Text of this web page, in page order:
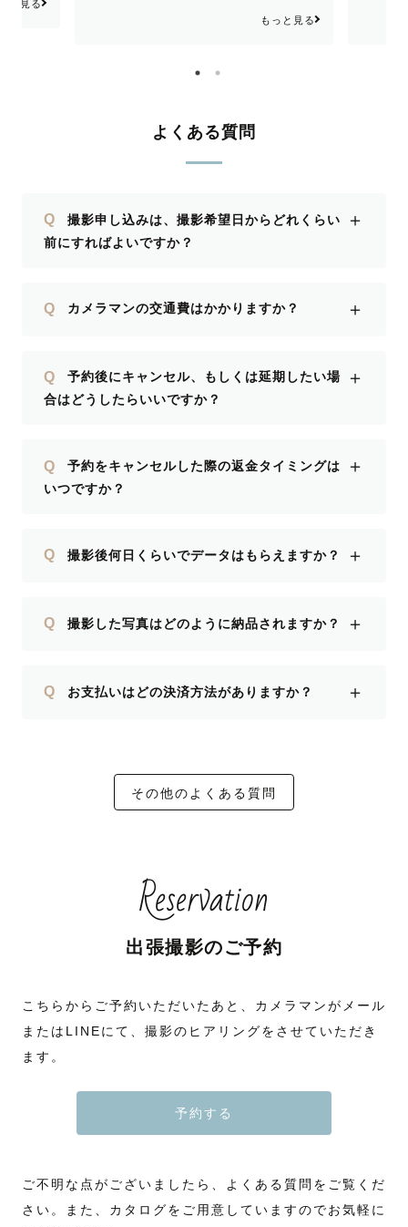
です🙏
ト、よろしくお願いします👶🏻💕もっと見る
よくある質問
Q
撮影申し込みは、撮影希望日からどれくらい
前にすればよいですか？
＋
Q カメラマンの交通費はかかりますか？ ＋
Q
予約後にキャンセル、もしくは延期したい場
合はどうしたらいいですか？
＋
Q
予約をキャンセルした際の返金タイミングは
いつですか？
＋
Q 撮影後何日くらいでデータはもらえますか？ ＋
Q 撮影した写真はどのように納品されますか？ ＋
Q お支払いはどの決済方法がありますか？ ＋
その他のよくある質問
Reservation
出張撮影のご予約
こちらからご予約いただいたあと、カメラマンがメール
またはLINEにて、撮影のヒアリングをさせていただき
ます。
予約する
ご不明な点がございましたら、よくある質問をご覧くだ
さい。また、カタログをご用意していますのでお気軽に